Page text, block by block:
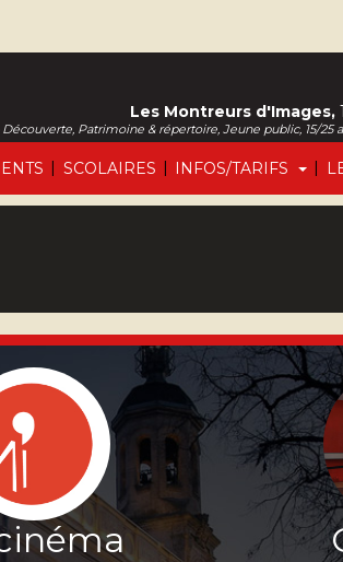
| SCOLAIRES | INFOS/TARIFS |
Les Montreurs d'Images,
Patrimoine & répertoire, Jeune public, 15/25